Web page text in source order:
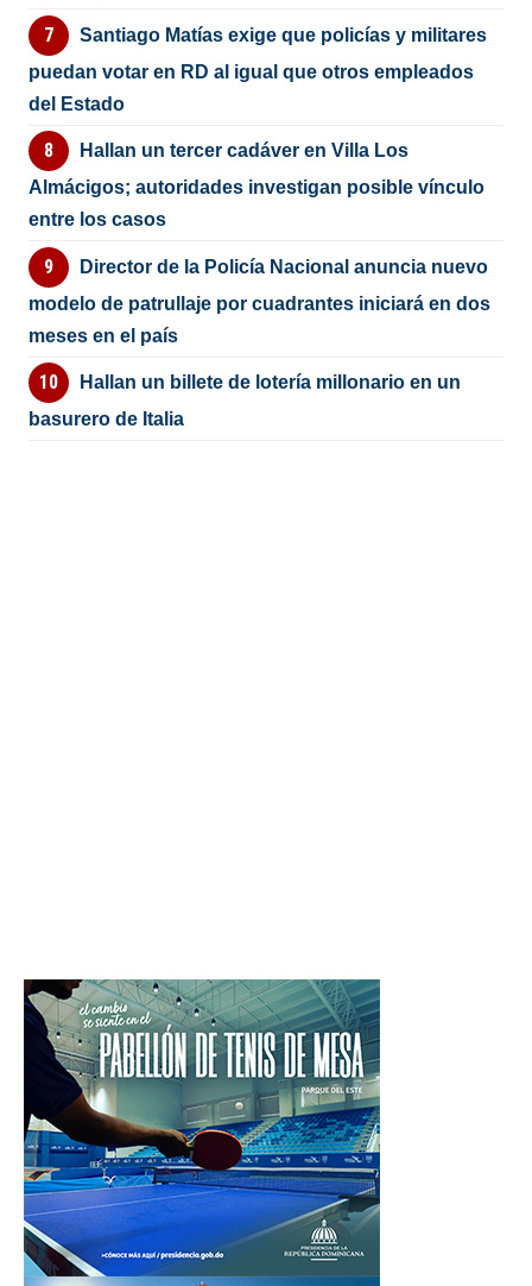
Santiago Matías exige que policías y militares
puedan votar en RD al igual que otros empleados
del Estado
Hallan un tercer cadáver en Villa Los
Almácigos; autoridades investigan posible vínculo
entre los casos
Director de la Policía Nacional anuncia nuevo
modelo de patrullaje por cuadrantes iniciará en dos
meses en el país
Hallan un billete de lotería millonario en un
basurero de Italia